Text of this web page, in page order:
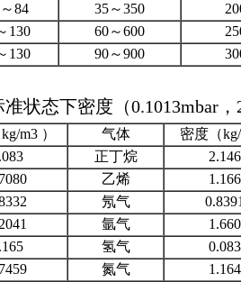
84 35～350
130 60～600
130 90～900
状态下密度（0.1013mbar
m3 ） 气体
密度（
正丁烷
乙烯
氖气
氩气
氢气
氮气